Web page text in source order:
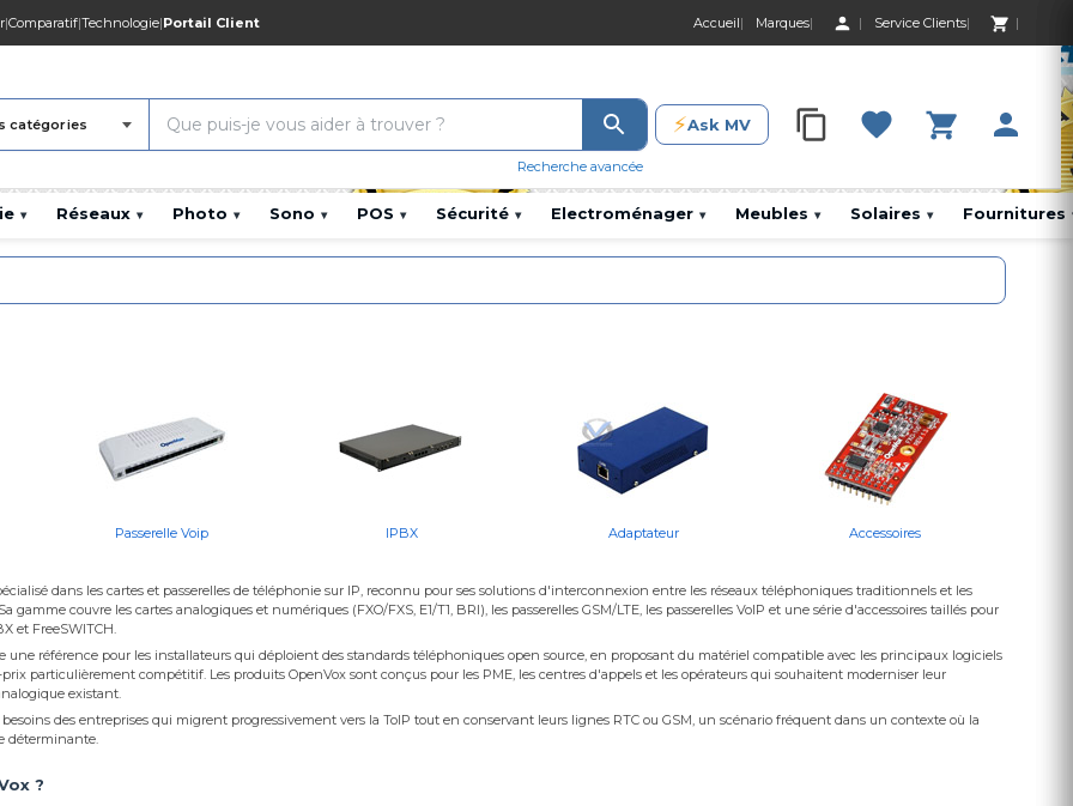
|Comparatif|Technologie|Portail Client Accueil Marques Service Clients
0 Produit 0,00
catégories
Recherche avancée
⚡Ask MV 0 Produit 0,00 DH
▾ Réseaux ▾ Photo ▾ Sono ▾ POS ▾ Sécurité ▾ Electroménager ▾ Meubles ▾ Solaires ▾ Fournitures
Passerelle Voip IPBX Adaptateur Accessoires
dans les cartes et passerelles de téléphonie sur IP, reconnu pour ses solutions d'interconnexion entre les réseaux téléphoniques traditionnels et les
gamme couvre les cartes analogiques et numériques (FXO/FXS, E1/T1, BRI), les passerelles GSM/LTE, les passerelles VoIP et une série d'accessoires taillés pour
et FreeSWITCH.
une référence pour les installateurs qui déploient des standards téléphoniques open source, en proposant du matériel compatible avec les principaux logiciels
particulièrement compétitif. Les produits OpenVox sont conçus pour les PME, les centres d'appels et les opérateurs qui souhaitent moderniser leur
existant.
des entreprises qui migrent progressivement vers la ToIP tout en conservant leurs lignes RTC ou GSM, un scénario fréquent dans un contexte où la
déterminante.
?